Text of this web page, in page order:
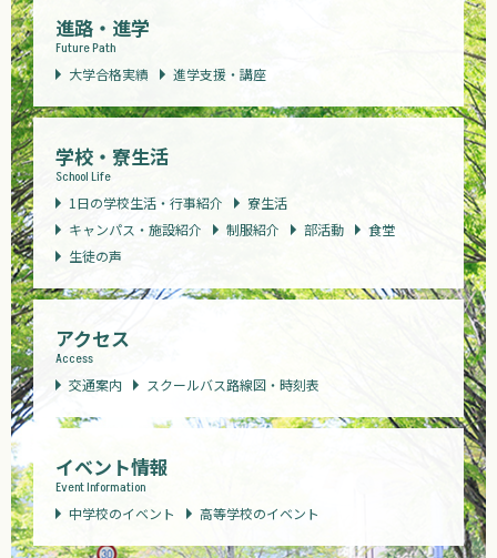
進路・進学
Future Path
大学合格実績
進学支援・講座
学校・寮生活
School Life
1日の学校生活・行事紹介
寮生活
キャンパス・施設紹介
制服紹介 部活動
食堂
生徒の声
アクセス
Access
交通案内
スクールバス路線図・時刻表
イベント情報
Event Information
中学校のイベント
高等学校のイベント